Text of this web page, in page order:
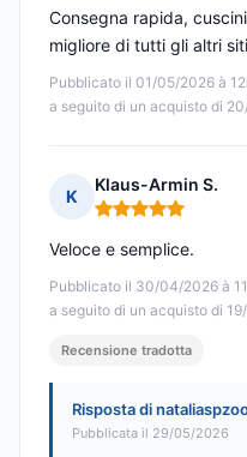
Pubblicato il 01/05/2026 à
a seguito di un acquisto di
Consegna rapida,
migliore di tutti gli altri
K
Klaus-Armin S.
Nota: 5 su 5
Pubblicato il 30/04/2026 à
a seguito di un acquisto di
Veloce e semplice.
Recensione tradotta
Risposta di
Pubblicata il 29/05/2026